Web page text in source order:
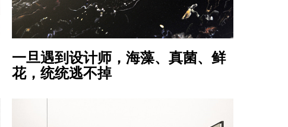
一旦遇到设计师，海藻、真菌、鲜
花，统统逃不掉